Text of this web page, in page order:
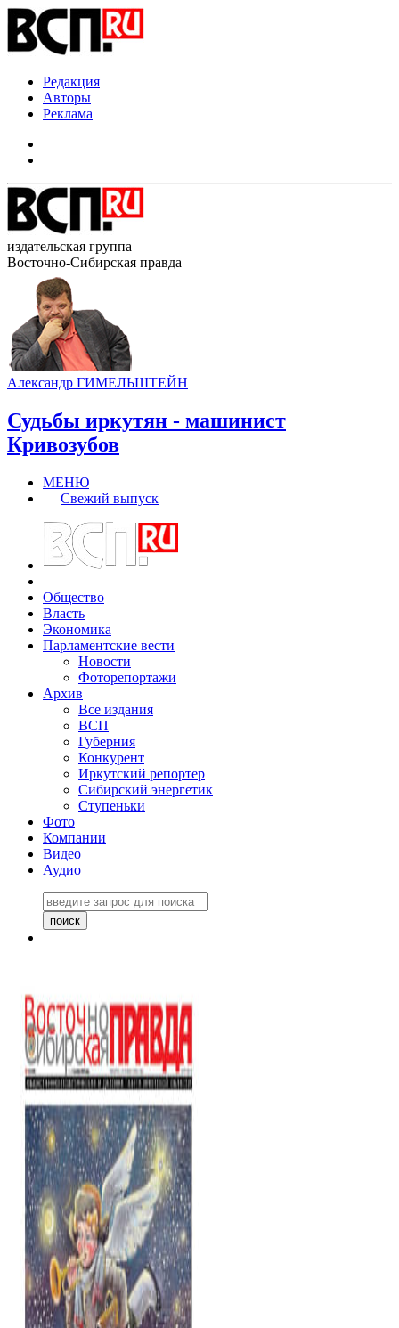
Редакция
Авторы
Реклама
издательская группа
Восточно-Сибирская правда
Александр ГИМЕЛЬШТЕЙН
Судьбы иркутян - машинист
Кривозубов
МЕНЮ
Свежий выпуск
Общество
Власть
Экономика
Парламентские вести
Новости
Фоторепортажи
Архив
Все издания
ВСП
Губерния
Конкурент
Иркутский репортер
Сибирский энергетик
Ступеньки
Фото
Компании
Видео
Аудио